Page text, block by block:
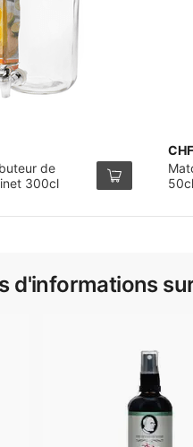
de
300cl
50cl
d'informations